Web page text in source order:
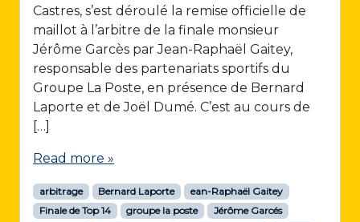
Castres, s’est déroulé la remise officielle de
maillot à l’arbitre de la finale monsieur
Jérôme Garcès par Jean-Raphaël Gaitey,
responsable des partenariats sportifs du
Groupe La Poste, en présence de Bernard
Laporte et de Joël Dumé. C’est au cours de
[…]
Read more »
arbitrage Bernard Laporte
ean-Raphaël Gaitey
Finale de Top 14
groupe la poste
Jérôme Garcés